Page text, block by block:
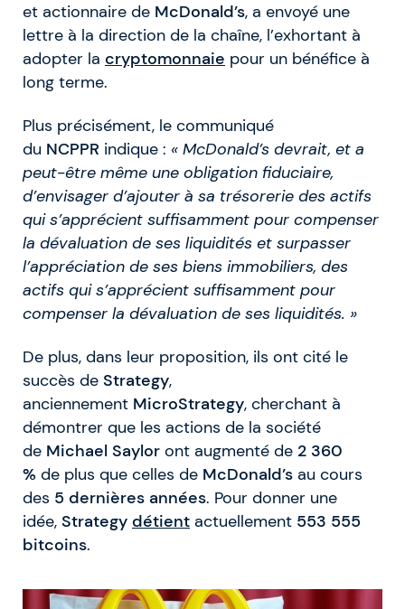
et actionnaire de McDonald’s, a envoyé une
lettre à la direction de la chaîne, l’exhortant à
adopter la cryptomonnaie pour un bénéfice à
long terme.
Plus précisément, le communiqué
du NCPPR indique : « McDonald’s devrait, et a
peut-être même une obligation fiduciaire,
d’envisager d’ajouter à sa trésorerie des actifs
qui s’apprécient suffisamment pour compenser
la dévaluation de ses liquidités et surpasser
l’appréciation de ses biens immobiliers, des
actifs qui s’apprécient suffisamment pour
compenser la dévaluation de ses liquidités. »
De plus, dans leur proposition, ils ont cité le
succès de Strategy,
anciennement MicroStrategy, cherchant à
démontrer que les actions de la société
de Michael Saylor ont augmenté de 2 360
% de plus que celles de McDonald’s au cours
des 5 dernières années. Pour donner une
idée, Strategy détient actuellement 553 555
bitcoins.